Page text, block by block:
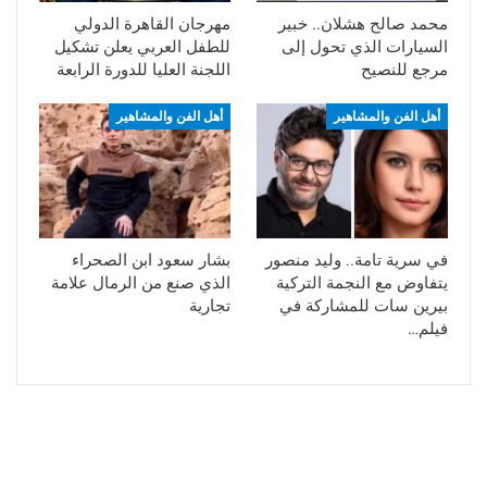
محمد صالح هشلان.. خبير
السيارات الذي تحول إلى
مرجع للنصيح
مهرجان القاهرة الدولي
للطفل العربي يعلن تشكيل
اللجنة العليا للدورة الرابعة
أهل الفن والمشاهير
في سرية تامة.. وليد منصور
يتفاوض مع النجمة التركية
بيرين سات للمشاركة في
فيلم…
أهل الفن والمشاهير
بشار سعود ابن الصحراء
الذي صنع من الرمال علامة
تجارية